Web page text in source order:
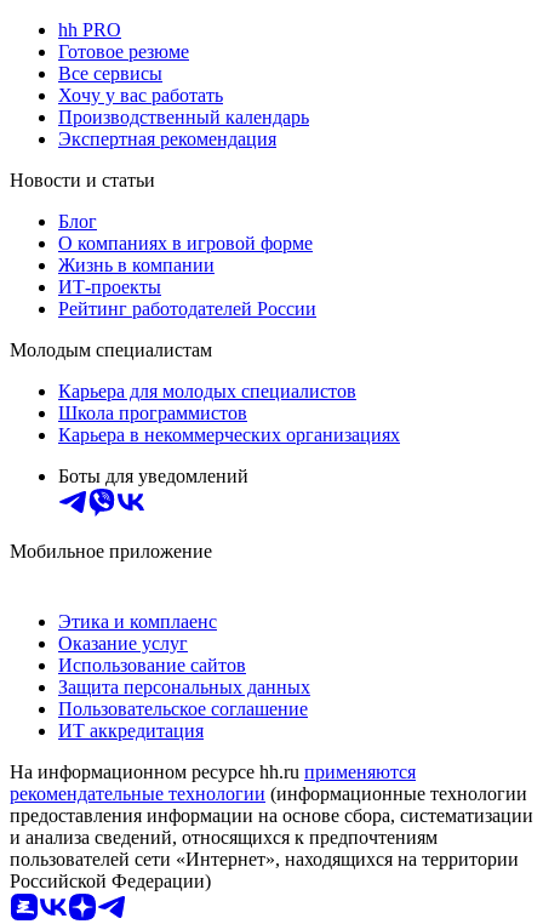
hh PRO
Готовое резюме
Все сервисы
Хочу у вас работать
Производственный календарь
Экспертная рекомендация
Новости и статьи
Блог
О компаниях в игровой форме
Жизнь в компании
ИТ-проекты
Рейтинг работодателей России
Молодым специалистам
Карьера для молодых специалистов
Школа программистов
Карьера в некоммерческих организациях
Боты для уведомлений
Мобильное приложение
Этика и комплаенс
Оказание услуг
Использование сайтов
Защита персональных данных
Пользовательское соглашение
ИТ аккредитация
На информационном ресурсе hh.ru применяются
рекомендательные технологии (информационные технологии
предоставления информации на основе сбора, систематизации
и анализа сведений, относящихся к предпочтениям
пользователей сети «Интернет», находящихся на территории
Российской Федерации)